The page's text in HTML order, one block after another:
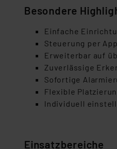
Besondere
Einfache
Steuerung per
Erweiterbar auf
Zuverlässige
Sofortige
Flexible
Individuell
Einsatzbereiche